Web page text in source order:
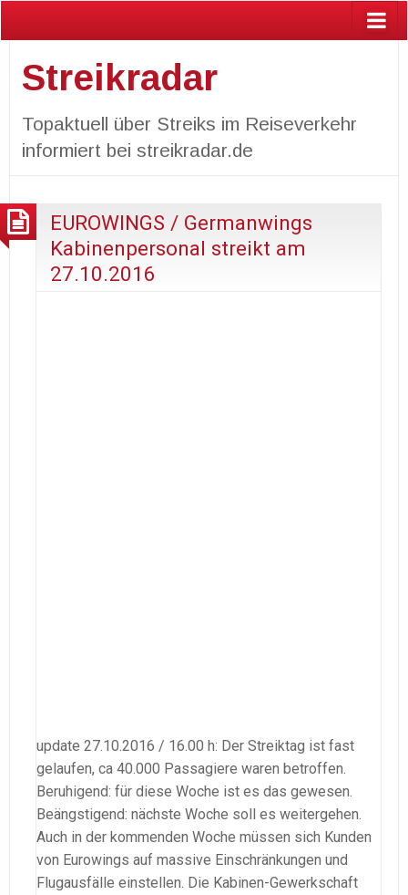
Streikradar
Topaktuell über Streiks im Reiseverkehr
informiert bei streikradar.de
EUROWINGS / Germanwings
Kabinenpersonal streikt am
27.10.2016
update 27.10.2016 / 16.00 h: Der Streiktag ist fast
gelaufen, ca 40.000 Passagiere waren betroffen.
Beruhigend: für diese Woche ist es das gewesen.
Beängstigend: nächste Woche soll es weitergehen.
Auch in der kommenden Woche müssen sich Kunden
von Eurowings auf massive Einschränkungen und
Flugausfälle einstellen. Die Kabinen-Gewerkschaft